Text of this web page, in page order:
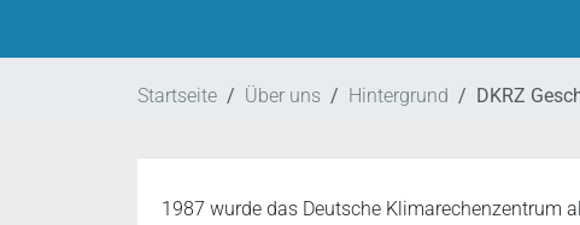
Startseite Über uns Hintergrund DKRZ
1987 wurde das Deutsche Klimarechenzentrum